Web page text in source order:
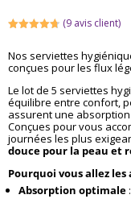
était :
basé sur
notations
client
(9avis client)
Nos serviettes
conçues pour les flux
Le lot de 5 serviettes
équilibre entre confort,
assurent une
Conçues pour vous
journées les plus
douce pour la peau et
Pourquoi vous allez les
Absorption optimale